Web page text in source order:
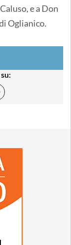
e a Don
Oglianico.